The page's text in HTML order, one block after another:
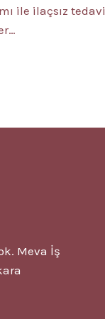
ile ilaçsız tedavi
Meva İş